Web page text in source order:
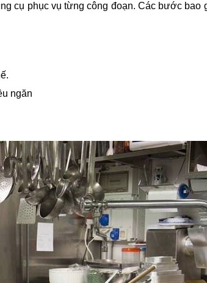
cụ phục vụ từng công đoạn. Các bước bao
ngăn